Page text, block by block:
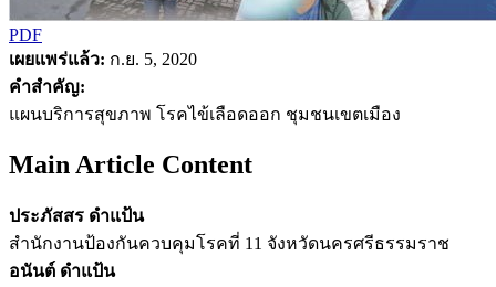
PDF
เผยแพร่แล้ว: ก.ย. 5, 2020
คำสำคัญ:
แผนบริการสุขภาพ โรคไข้เลือดออก ชุมชนเขตเมือง
Main Article Content
ประภัสสร ดำแป้น
สำนักงานป้องกันควบคุมโรคที่ 11 จังหวัดนครศรีธรรมราช
อนันต์ ดำแป้น